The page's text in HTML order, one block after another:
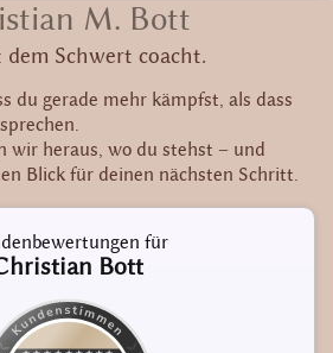
M. Bott
dem Schwert coacht.
du gerade mehr kämpfst, als dass
wir heraus, wo du stehst – und
Blick für deinen nächsten Schritt.
für
Bott